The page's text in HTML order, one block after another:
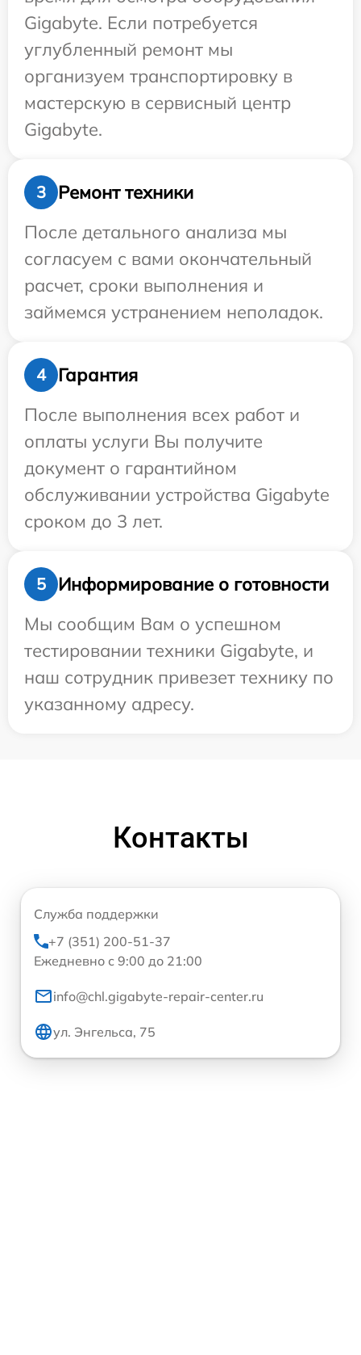
Gigabyte. Если потребуется
углубленный ремонт мы
организуем транспортировку в
мастерскую в сервисный центр
Gigabyte.
3
Ремонт техники
После детального анализа мы
согласуем с вами окончательный
расчет, сроки выполнения и
займемся устранением неполадок.
4
Гарантия
После выполнения всех работ и
оплаты услуги Вы получите
документ о гарантийном
обслуживании устройства Gigabyte
сроком до 3 лет.
5
Информирование о готовности
Мы сообщим Вам о успешном
тестировании техники Gigabyte, и
наш сотрудник привезет технику по
указанному адресу.
Контакты
Служба поддержки
+7 (351) 200-51-37
Ежедневно с 9:00 до 21:00
info@chl.gigabyte-repair-center.ru
ул. Энгельса, 75